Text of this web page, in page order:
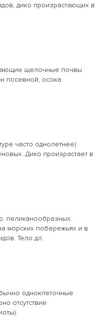
дико произрастающих в
щелочные почвы
посевной, осока
часто однолетнее)
Дико произрастает в
пеликанообразных.
морских побережьях и в
Тело дл.
одноклеточные
отсутствие